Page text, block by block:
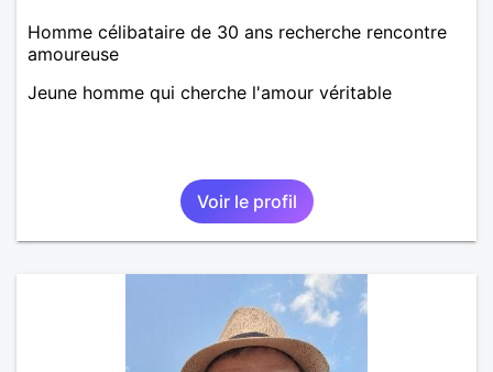
Homme célibataire de 30 ans recherche rencontre
amoureuse
Jeune homme qui cherche l'amour véritable
Voir le profil